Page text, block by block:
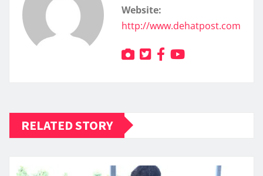
Website:
http://www.dehatpost.com
RELATED STORY